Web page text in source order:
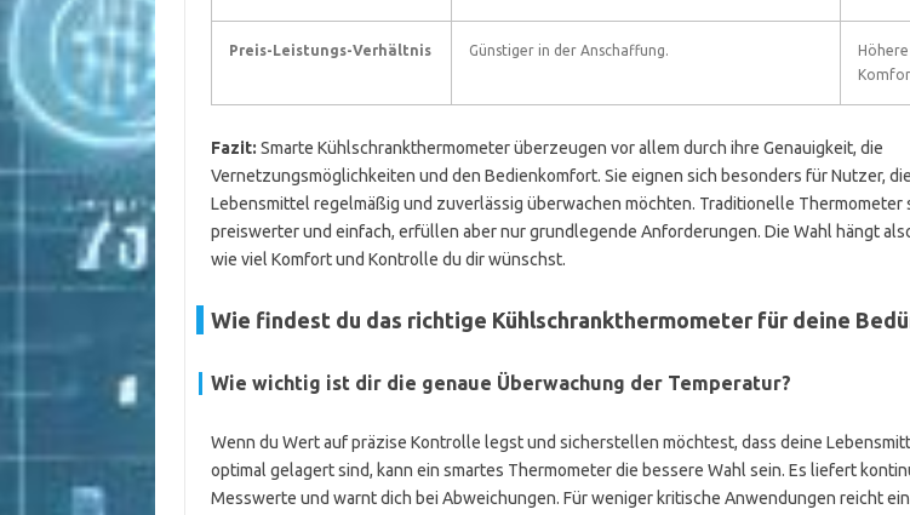
Preis-Leistungs-Verhältnis Günstiger in der Anschaffung.
Fazit: Smarte Kühlschrankthermometer überzeugen vor allem durch ihre Genauigkeit, die
Vernetzungsmöglichkeiten und den Bedienkomfort. Sie eignen sich besonders für Nutzer,
Lebensmittel regelmäßig und zuverlässig überwachen möchten. Traditionelle Thermometer
preiswerter und einfach, erfüllen aber nur grundlegende Anforderungen. Die Wahl hängt
wie viel Komfort und Kontrolle du dir wünschst.
Wie findest du das richtige Kühlschrankthermometer für deine
Wie wichtig ist dir die genaue Überwachung der Temperatur?
Wenn du Wert auf präzise Kontrolle legst und sicherstellen möchtest, dass deine
optimal gelagert sind, kann ein smartes Thermometer die bessere Wahl sein. Es liefert
Messwerte und warnt dich bei Abweichungen. Für weniger kritische Anwendungen reicht ein